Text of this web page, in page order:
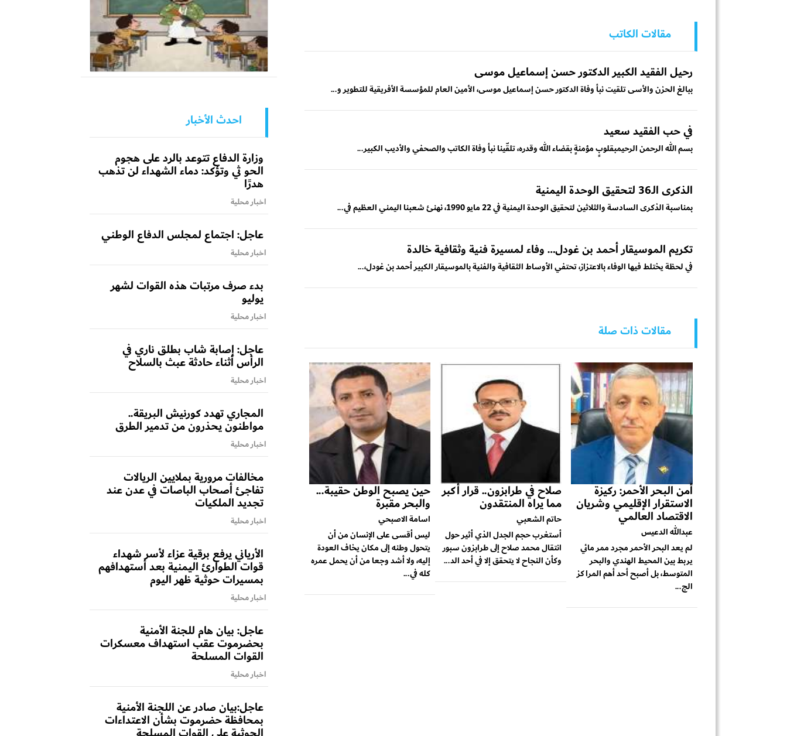
مقالات الكاتب
رحيل الفقيد الكبير الدكتور حسن إسماعيل موسى
ببالغ الحزن والأسى تلقيت نبأ وفاة الدكتور حسن إسماعيل موسى، الأمين العام للمؤسسة الأفريقية للتطوير و...
في حب الفقيد سعيد
بسم الله الرحمن الرحيمبقلوبٍ مؤمنةٍ بقضاء الله وقدره، تلقّينا نبأ وفاة الكاتب والصحفي والأديب الكبير...
الذكرى الـ36 لتحقيق الوحدة اليمنية
بمناسبة الذكرى السادسة والثلاثين لتحقيق الوحدة اليمنية في 22 مايو 1990، نهنئ شعبنا اليمني العظيم في...
تكريم الموسيقار أحمد بن غودل… وفاء لمسيرة فنية وثقافية خالدة
في لحظة يختلط فيها الوفاء بالاعتزاز، تحتفي الأوساط الثقافية والفنية بالموسيقار الكبير أحمد بن غودل،...
مقالات ذات صلة
أمن البحر الأحمر: ركيزة
الاستقرار الإقليمي وشريان
الاقتصاد العالمي
عبدالله الدعيس
لم يعد البحر الأحمر مجرد ممر مائي
يربط بين المحيط الهندي والبحر
المتوسط، بل أصبح أحد أهم المراكز
الج...
صلاح في طرابزون.. قرار أكبر
مما يراه المنتقدون
حاتم الشعبي
أستغرب حجم الجدل الذي أثير حول
انتقال محمد صلاح إلى طرابزون سبور
وكأن النجاح لا يتحقق إلا في أحد الد...
حين يصبح الوطن حقيبة...
والبحر مقبرة
اسامة الاصبحي
ليس أقسى على الإنسان من أن
يتحول وطنه إلى مكان يخاف العودة
إليه، ولا أشد وجعا من أن يحمل عمره
كله في...
احدث الأخبار
وزارة الدفاع تتوعد بالرد على هجوم
الحو ثي وتؤكد: دماء الشهداء لن تذهب
هدرًا
اخبار محلية
عاجل: اجتماع لمجلس الدفاع الوطني
اخبار محلية
بدء صرف مرتبات هذه القوات لشهر
يوليو
اخبار محلية
عاجل: إصابة شاب بطلق ناري في
الرأس أثناء حادثة عبث بالسلاح
اخبار محلية
المجاري تهدد كورنيش البريقة..
مواطنون يحذرون من تدمير الطرق
اخبار محلية
مخالفات مرورية بملايين الريالات
تفاجئ أصحاب الباصات في عدن عند
تجديد الملكيات
اخبار محلية
الأرياني يرفع برقية عزاء لأسر شهداء
قوات الطوارئ اليمنية بعد أستهدافهم
بمسيرات حوثية ظهر اليوم
اخبار محلية
عاجل: بيان هام للجنة الأمنية
بحضرموت عقب استهداف معسكرات
القوات المسلحة
اخبار محلية
عاجل:بيان صادر عن اللجنة الأمنية
بمحافظة حضرموت بشأن الاعتداءات